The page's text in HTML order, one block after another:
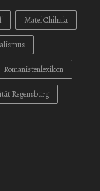
Matei Chihaia
Romanistenlexikon
Regensburg